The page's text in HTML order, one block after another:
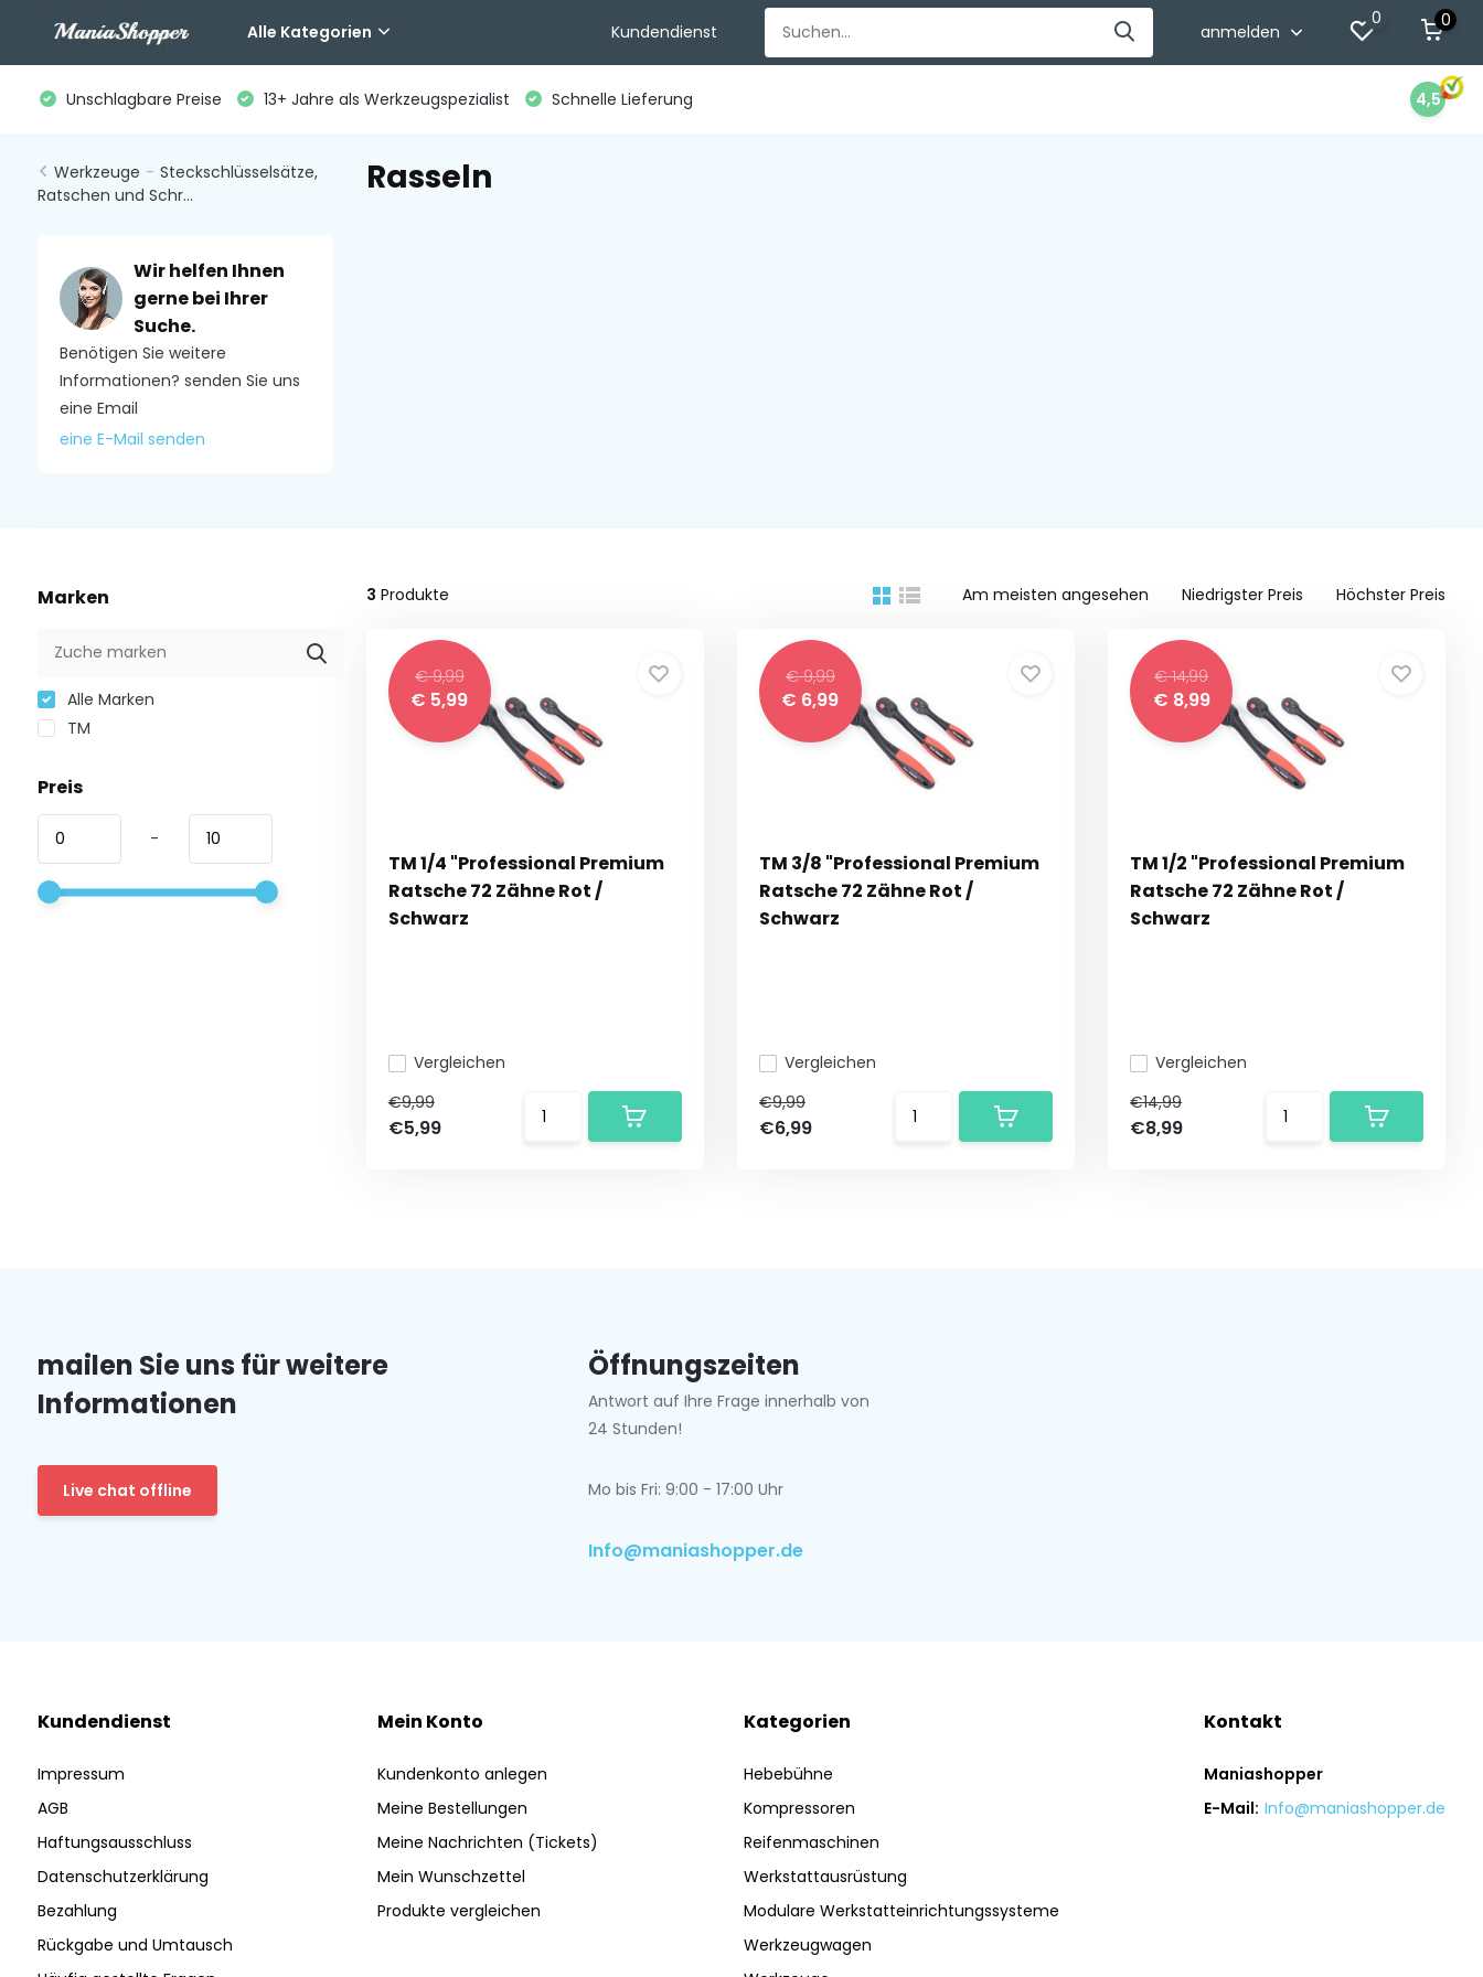
Alle Kategorien Kundendienst anmelden
0 0
Unschlagbare Preise 13+ Jahre als Werkzeugspezialist Schnelle Lieferung 4,5
Werkzeuge - Steckschlüsselsätze,
Ratschen und Schr...
Wir helfen Ihnen
gerne bei Ihrer
Suche.
Benötigen Sie weitere
Informationen? senden Sie uns
eine Email
eine E-Mail senden
Rasseln
Marken
Alle Marken
TM
Preis
-
3 Produkte Am meisten angesehen Niedrigster Preis Höchster Preis
€ 9,99
€ 5,99
TM 1/4 "Professional Premium
Ratsche 72 Zähne Rot /
Schwarz
Vergleichen
€9,99
€5,99
€ 9,99
€ 6,99
TM 3/8 "Professional Premium
Ratsche 72 Zähne Rot /
Schwarz
Vergleichen
€9,99
€6,99
€ 14,99
€ 8,99
TM 1/2 "Professional Premium
Ratsche 72 Zähne Rot /
Schwarz
Vergleichen
€14,99
€8,99
mailen Sie uns für weitere
Informationen
Live chat offline
Öffnungszeiten
Antwort auf Ihre Frage innerhalb von
24 Stunden!
Mo bis Fri: 9:00 - 17:00 Uhr
Info@maniashopper.de
Kundendienst
Impressum
AGB
Haftungsausschluss
Datenschutzerklärung
Bezahlung
Rückgabe und Umtausch
Mein Konto
Kundenkonto anlegen
Meine Bestellungen
Meine Nachrichten (Tickets)
Mein Wunschzettel
Produkte vergleichen
Kategorien
Hebebühne
Kompressoren
Reifenmaschinen
Werkstattausrüstung
Modulare Werkstatteinrichtungssysteme
Werkzeugwagen
Kontakt
Maniashopper
E-Mail: Info@maniashopper.de